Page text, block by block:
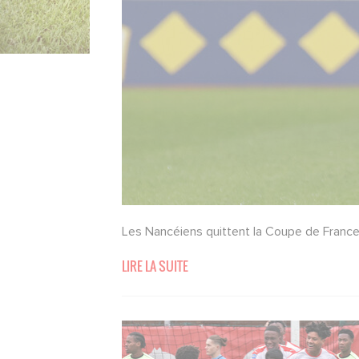
Les Nancéiens quittent la Coupe de
LIRE LA SUITE